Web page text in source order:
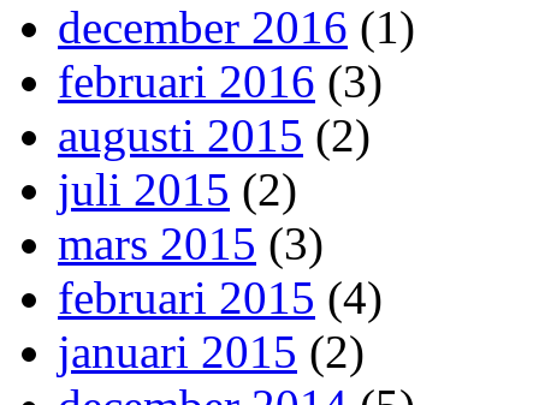
december 2016 (1)
februari 2016 (3)
augusti 2015 (2)
juli 2015 (2)
mars 2015 (3)
februari 2015 (4)
januari 2015 (2)